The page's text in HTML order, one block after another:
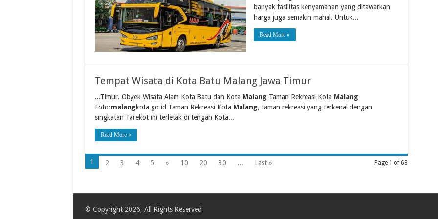
banyak fasilitas kenyamanan yang ditawarkan
harga juga semakin mahal. Untuk...
Read More »
Tempat Wisata di Kota Batu Malang Jawa Timur
...Timur. Obyek Wisata Alam Kota Batu dan Kota Malang Taman Rekreasi Kota Malang
Foto:malangkota.go.id Taman Rekreasi Kota Malang, taman rekreasi yang terkenal dengan
singkatan Tarekot ini terletak di tengah Kota...
Read More »
Page 1 of 68
1 2 3 4 5 » 10 20 30 ... Last »
© Copyright 2026, All Rights Reserved